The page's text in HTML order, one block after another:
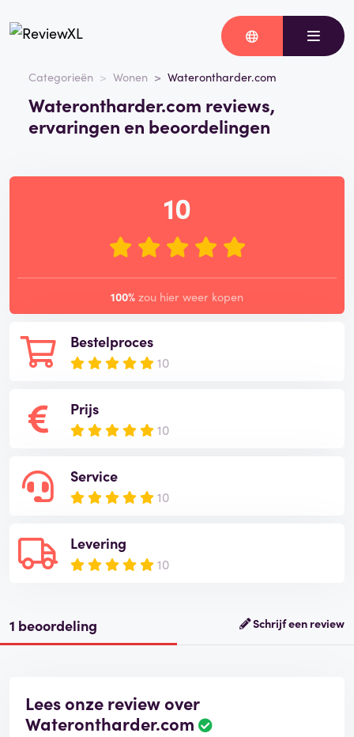
Categorieën Wonen Waterontharder.com
Waterontharder.com reviews,
ervaringen en beoordelingen
Bestelproces
10
Prijs
10
Service
10
Levering
10
10
100% zou hier weer kopen
1 beoordeling Schrijf een review
Lees onze review over
Waterontharder.com